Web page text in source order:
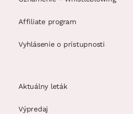
Affiliate program
Vyhlásenie o prístupnosti
Aktuálny leták
Výpredaj